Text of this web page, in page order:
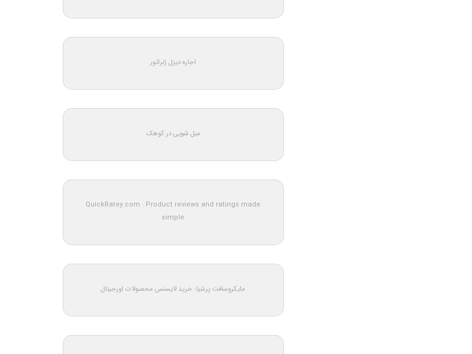
اجاره دیزل ژنراتور
مبل شویی در کوهک
QuickRatey.com : Product reviews and ratings made
simple
مایکروسافت پرشیا: خرید لایسنس محصولات اورجینال